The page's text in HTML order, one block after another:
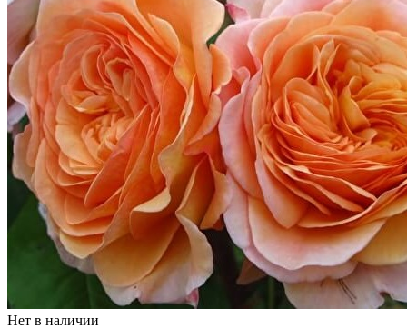
Нет в наличии